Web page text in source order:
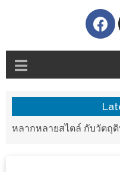
อ้วน
ศิริ
ปัน
นาฯ
เชียงใหม่